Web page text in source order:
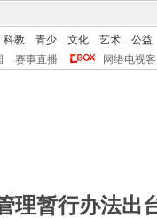
科教 青少 文化 艺术 公益
赛事直播 网络电视
管理暂行办法